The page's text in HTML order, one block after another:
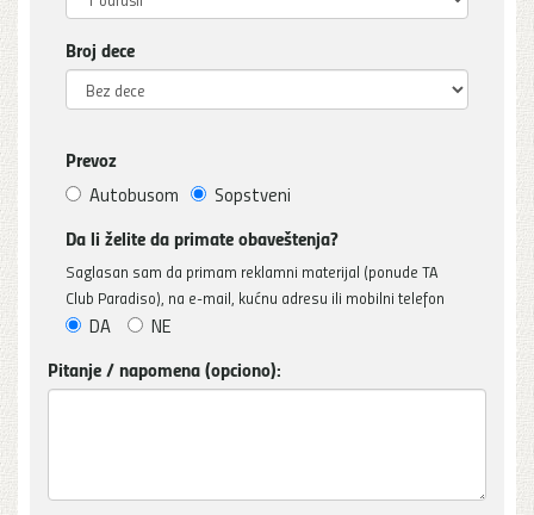
Broj dece
Prevoz
Autobusom Sopstveni
Da li želite da primate obaveštenja?
Saglasan sam da primam reklamni materijal (ponude TA
Club Paradiso), na e-mail, kućnu adresu ili mobilni telefon
DA NE
Pitanje / napomena (opciono):